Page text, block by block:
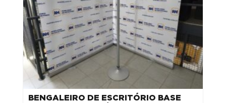
BENGALEIRO DE ESCRITÓRIO BASE